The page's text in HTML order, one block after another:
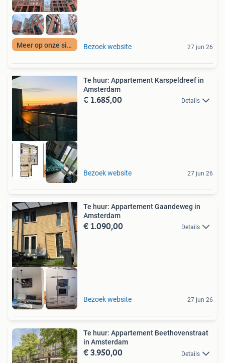
Meer op onze site Bezoek website 27 jun 26
Meer op onze site
Te huur: Appartement Karspeldreef in
Amsterdam
€ 1.685,00 Details
Bezoek website 27 jun 26
Meer op onze site
Te huur: Appartement Gaandeweg in
Amsterdam
€ 1.090,00 Details
Bezoek website 27 jun 26
Te huur: Appartement Beethovenstraat
in Amsterdam
€ 3.950,00 Details